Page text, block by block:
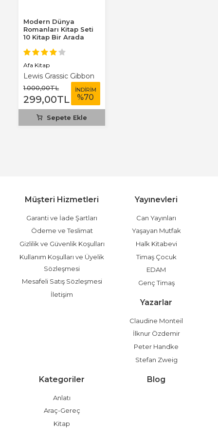
Modern Dünya
Romanları Kitap Seti
10 Kitap Bir Arada
Afa Kitap
Lewis Grassic Gibbon
1.000,00TL
299,00TL
İNDİRİM
%70
Sepete Ekle
Müşteri Hizmetleri
Garanti ve İade Şartları
Ödeme ve Teslimat
Gizlilik ve Güvenlik Koşulları
Kullanım Koşulları ve Üyelik
Sözleşmesi
Mesafeli Satış Sözleşmesi
İletişim
Yayınevleri
Can Yayınları
Yaşayan Mutfak
Halk Kitabevi
Timaş Çocuk
EDAM
Genç Timaş
Yazarlar
Claudine Monteil
İlknur Özdemir
Peter Handke
Stefan Zweig
Kategoriler
Anlatı
Araç-Gereç
Kitap
Blog